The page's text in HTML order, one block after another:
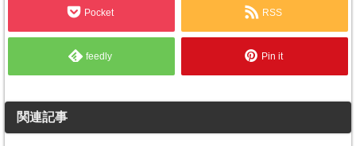
Pocket RSS
feedly Pin it
関連記事